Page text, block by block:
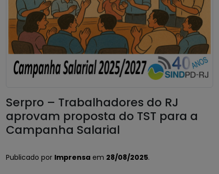
Serpro – Trabalhadores do RJ
aprovam proposta do TST para a
Campanha Salarial
Publicado por Imprensa em 28/08/2025.